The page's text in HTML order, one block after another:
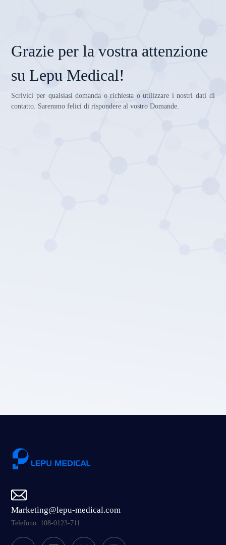
Grazie per la vostra attenzione
su Lepu Medical!
Scrivici per qualsiasi domanda o richiesta o utilizzare i nostri dati di
contatto. Saremmo felici di rispondere al vostro Domande.
Marketing@lepu-medical.com
Telefono: 108-0123-711